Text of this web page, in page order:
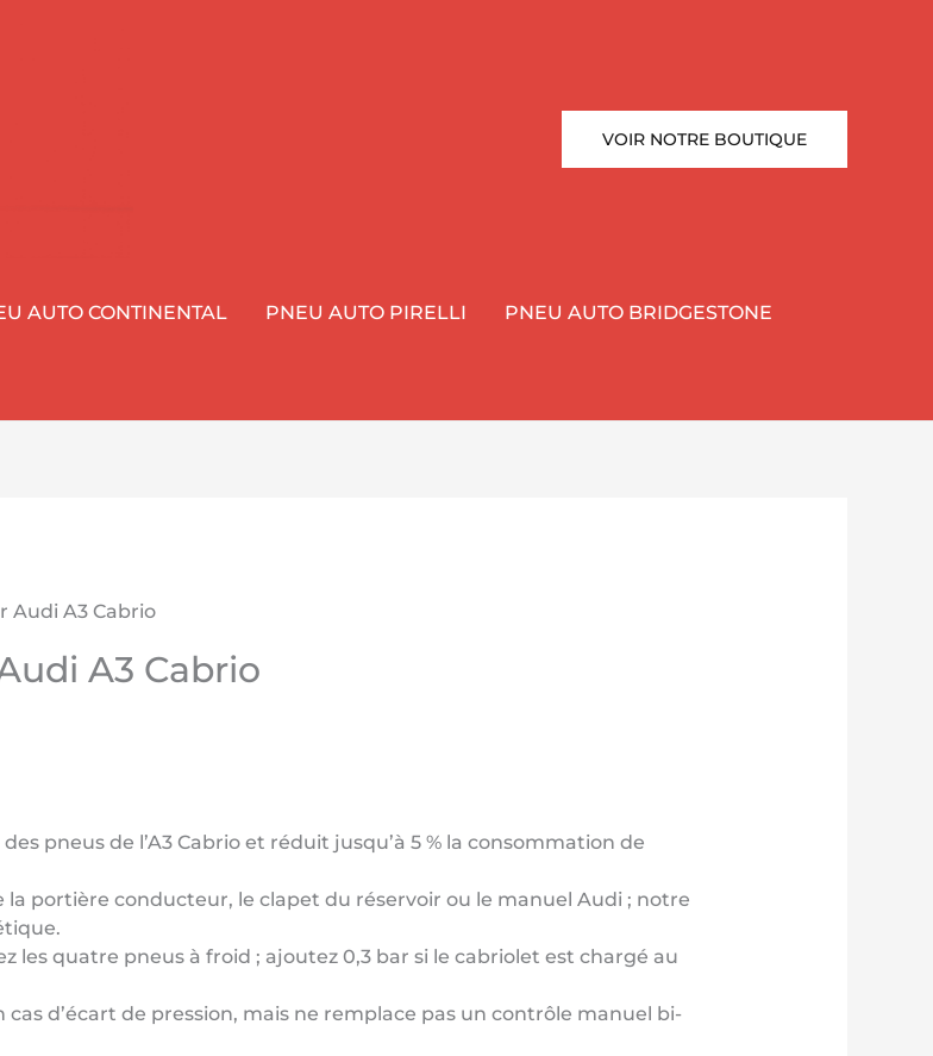
VOIR NOTRE BOUTIQUE
AUTO CONTINENTAL PNEU AUTO PIRELLI PNEU AUTO BRIDGESTONE
Audi A3 Cabrio
A3 Cabrio
pneus de l’A3 Cabrio et réduit jusqu’à 5 % la consommation de
la portière conducteur, le clapet du réservoir ou le manuel Audi ; notre
les quatre pneus à froid ; ajoutez 0,3 bar si le cabriolet est chargé au
d’écart de pression, mais ne remplace pas un contrôle manuel bi-